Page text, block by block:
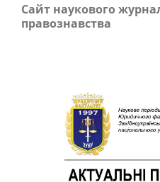
Сайт наукового
правознавства